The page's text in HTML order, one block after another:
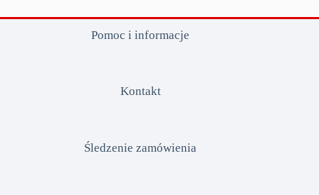
Pomoc i informacje
Kontakt
Śledzenie zamówienia